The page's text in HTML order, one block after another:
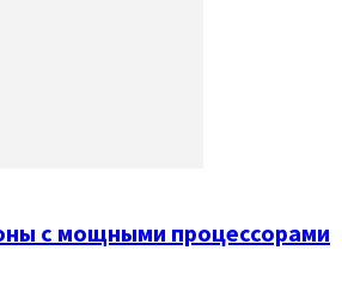
с мощными процессорами